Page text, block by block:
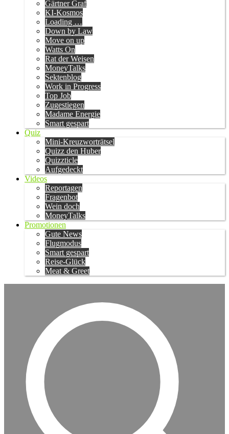
Gärtner Graf
KI-Kosmos
Loading …
Down by Law
Move on up
Watts On
Rat der Weisen
MoneyTalks
Sektenblog
Work in Progress
Top Job
Zugestiegen
Madame Energie
Smart gespart
Quiz
Mini-Kreuzworträtsel
Quizz den Huber
Quizzticle
Aufgedeckt
Videos
Reportagen
Fragenbot
Wein doch
MoneyTalks
Promotionen
Gute News
Flugmodus
Smart gespart
Reise-Glück
Meat & Greet